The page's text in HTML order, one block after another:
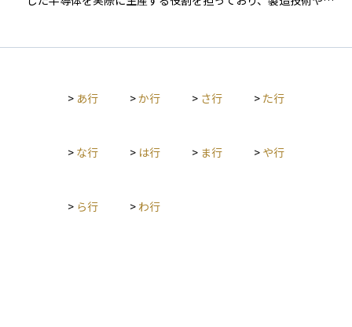
例としては台湾のTSMCや韓国のサムスン電子などが知られて
ています。
> あ行 >か行 > さ行 > た行
> な行 > は行 > ま行 > や行
> ら行 > わ行